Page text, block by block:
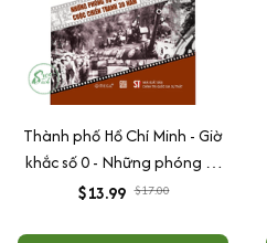
Thành phố Hồ Chí Minh - Giờ
khắc số 0 - Những phóng sự
về kết thúc cuộc chiến tranh
$13.99 $17.00